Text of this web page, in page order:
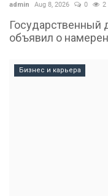
admin Aug 8, 2026 0 2
Государственный
объявил о
Бизнес и карьера